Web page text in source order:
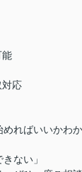
能
対応
ればいいかわか
ない」